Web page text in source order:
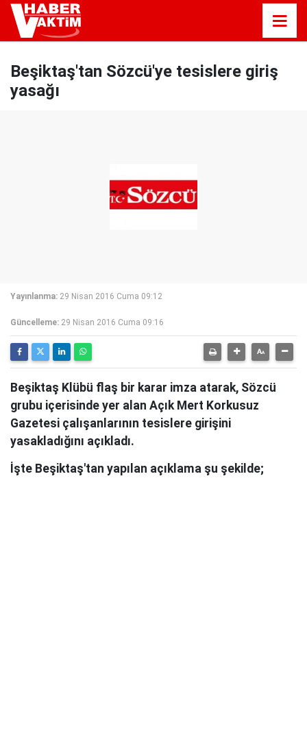
Beşiktaş'tan Sözcü'ye tesislere giriş
yasağı
Yayınlanma: 29 Nisan 2016 Cuma 09:12
Güncelleme: 29 Nisan 2016 Cuma 09:16
Beşiktaş Klübü flaş bir karar imza atarak, Sözcü
grubu içerisinde yer alan Açık Mert Korkusuz
Gazetesi çalışanlarının tesislere girişini
yasakladığını açıkladı.
İşte Beşiktaş'tan yapılan açıklama şu şekilde;